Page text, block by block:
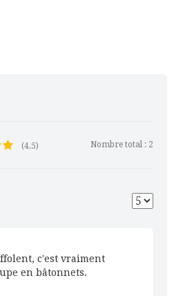
(4.5) Nombre total : 2
c'est vraiment
en bâtonnets.